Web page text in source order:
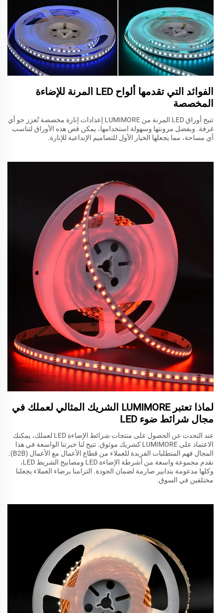
الفوائد التي تقدمها ألواح LED المرنة للإضاءة
المخصصة
تتيح أوراق LED المرنة من LUMIMORE إعدادات إنارة مخصصة تُعزز جو أي
غرفة. وبفضل مرونتها وسهولة استخدامها، يمكن قص هذه الأوراق لتناسب
أي مساحة، مما يجعلها الخيار الأول للتصاميم الإبداعية للإنارة.
لماذا تعتبر LUMIMORE الشريك المثالي لعملك في
مجال شرائط ضوء LED
عند التحدث عن الحصول على منتجات شرائط الإضاءة LED لعملك، يمكنك
الاعتماد على LUMIMORE كشريك موثوق. تتيح لنا خبرتنا الواسعة في هذا
المجال فهم المتطلبات الفريدة للعملاء من قطاع الأعمال مع الأعمال (B2B).
نقدم مجموعة واسعة من أشرطة الإضاءة LED ومصابيح الشريط LED،
وكلها مدعومة بتدابير صارمة لضمان الجودة. التزامنا برضاء العملاء يجعلنا
مختلفين في السوق.